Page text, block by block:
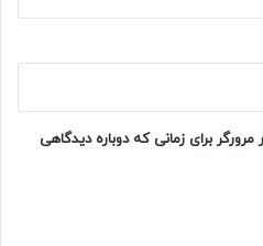
برای زمانی که دوباره دیدگاهی